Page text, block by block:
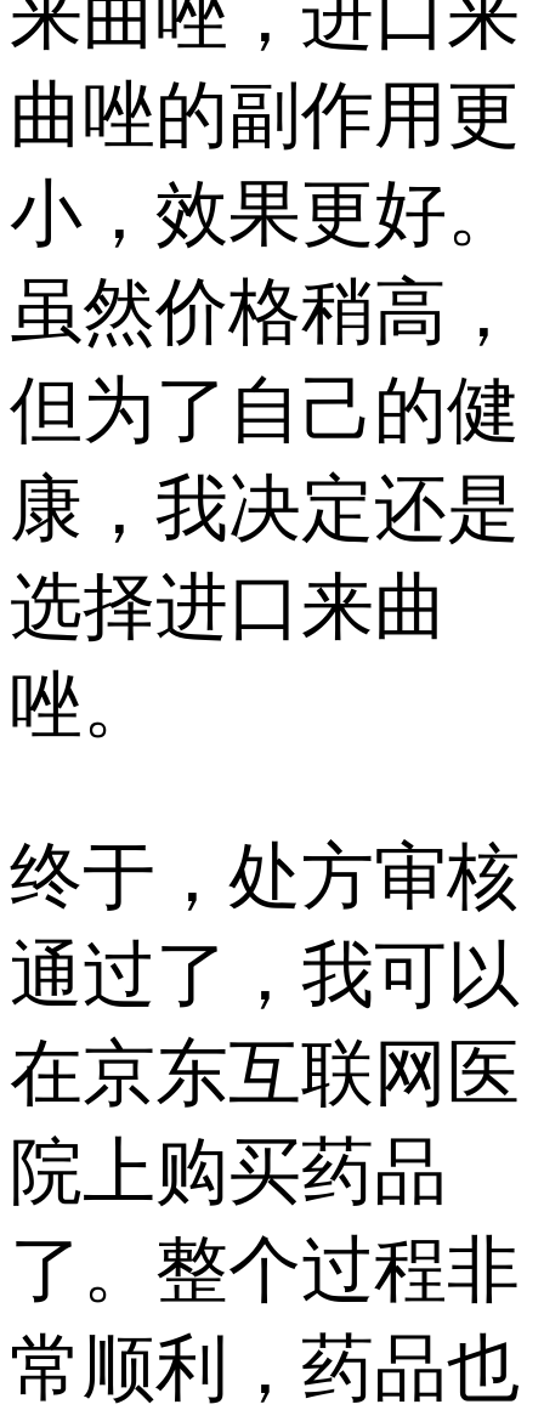
来曲唑，进口来
曲唑的副作用更
小，效果更好。
虽然价格稍高，
但为了自己的健
康，我决定还是
选择进口来曲
唑。
终于，处方审核
通过了，我可以
在京东互联网医
院上购买药品
了。整个过程非
常顺利，药品也